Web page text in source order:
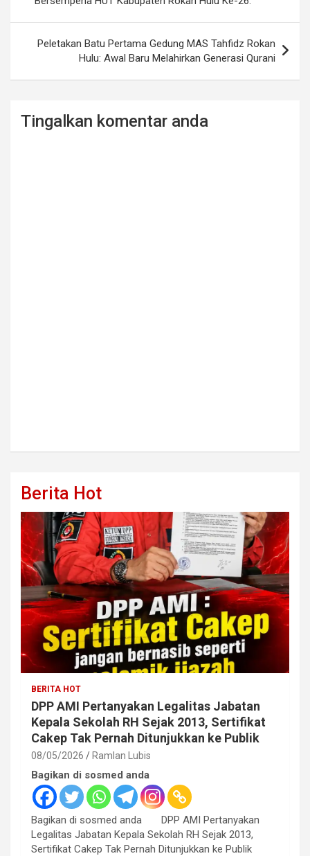
Peletakan Batu Pertama Gedung MAS Tahfidz Rokan
Hulu: Awal Baru Melahirkan Generasi Qurani
Tingalkan komentar anda
Berita Hot
BERITA HOT
DPP AMI Pertanyakan Legalitas Jabatan
Kepala Sekolah RH Sejak 2013, Sertifikat
Cakep Tak Pernah Ditunjukkan ke Publik
08/05/2026 Ramlan Lubis
Bagikan di sosmed anda
Bagikan di sosmed anda DPP AMI Pertanyakan
Legalitas Jabatan Kepala Sekolah RH Sejak 2013,
Sertifikat Cakep Tak Pernah Ditunjukkan ke Publik